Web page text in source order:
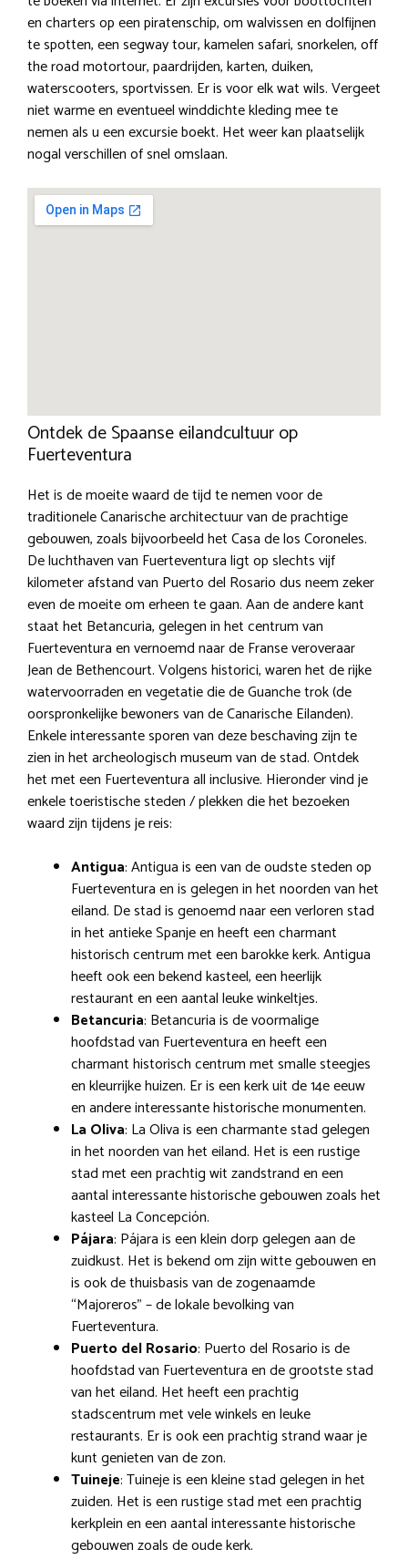
en charters op een piratenschip, om walvissen en dolfijnen
te spotten, een segway tour, kamelen safari, snorkelen, off
the road motortour, paardrijden, karten, duiken,
waterscooters, sportvissen. Er is voor elk wat wils. Vergeet
niet warme en eventueel winddichte kleding mee te
nemen als u een excursie boekt. Het weer kan plaatselijk
nogal verschillen of snel omslaan.
Ontdek de Spaanse eilandcultuur op
Fuerteventura
Het is de moeite waard de tijd te nemen voor de
traditionele Canarische architectuur van de prachtige
gebouwen, zoals bijvoorbeeld het Casa de los Coroneles.
De luchthaven van Fuerteventura ligt op slechts vijf
kilometer afstand van Puerto del Rosario dus neem zeker
even de moeite om erheen te gaan. Aan de andere kant
staat het Betancuria, gelegen in het centrum van
Fuerteventura en vernoemd naar de Franse veroveraar
Jean de Bethencourt. Volgens historici, waren het de rijke
watervoorraden en vegetatie die de Guanche trok (de
oorspronkelijke bewoners van de Canarische Eilanden).
Enkele interessante sporen van deze beschaving zijn te
zien in het archeologisch museum van de stad. Ontdek
het met een Fuerteventura all inclusive. Hieronder vind je
enkele toeristische steden / plekken die het bezoeken
waard zijn tijdens je reis:
Antigua: Antigua is een van de oudste steden op
Fuerteventura en is gelegen in het noorden van het
eiland. De stad is genoemd naar een verloren stad
in het antieke Spanje en heeft een charmant
historisch centrum met een barokke kerk. Antigua
heeft ook een bekend kasteel, een heerlijk
restaurant en een aantal leuke winkeltjes.
Betancuria: Betancuria is de voormalige
hoofdstad van Fuerteventura en heeft een
charmant historisch centrum met smalle steegjes
en kleurrijke huizen. Er is een kerk uit de 14e eeuw
en andere interessante historische monumenten.
La Oliva: La Oliva is een charmante stad gelegen
in het noorden van het eiland. Het is een rustige
stad met een prachtig wit zandstrand en een
aantal interessante historische gebouwen zoals het
kasteel La Concepción.
Pájara: Pájara is een klein dorp gelegen aan de
zuidkust. Het is bekend om zijn witte gebouwen en
is ook de thuisbasis van de zogenaamde
“Majoreros” – de lokale bevolking van
Fuerteventura.
Puerto del Rosario: Puerto del Rosario is de
hoofdstad van Fuerteventura en de grootste stad
van het eiland. Het heeft een prachtig
stadscentrum met vele winkels en leuke
restaurants. Er is ook een prachtig strand waar je
kunt genieten van de zon.
Tuineje: Tuineje is een kleine stad gelegen in het
zuiden. Het is een rustige stad met een prachtig
kerkplein en een aantal interessante historische
gebouwen zoals de oude kerk.